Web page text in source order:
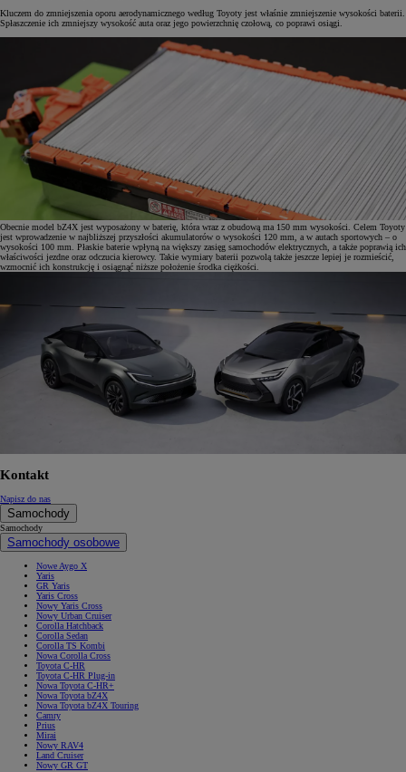
Kluczem do zmniejszenia oporu aerodynamicznego według Toyoty jest właśnie zmniejszenie wysokości baterii.
Spłaszczenie ich zmniejszy wysokość auta oraz jego powierzchnię czołową, co poprawi osiągi.
Obecnie model bZ4X jest wyposażony w baterię, która wraz z obudową ma 150 mm wysokości. Celem Toyoty
jest wprowadzenie w najbliższej przyszłości akumulatorów o wysokości 120 mm, a w autach sportowych – o
wysokości 100 mm. Płaskie baterie wpłyną na większy zasięg samochodów elektrycznych, a także poprawią ich
właściwości jezdne oraz odczucia kierowcy. Takie wymiary baterii pozwolą także jeszcze lepiej je rozmieścić,
wzmocnić ich konstrukcję i osiągnąć niższe położenie środka ciężkości.
Kontakt
Napisz do nas
Samochody
Samochody
Samochody osobowe
Nowe Aygo X
Yaris
GR Yaris
Yaris Cross
Nowy Yaris Cross
Nowy Urban Cruiser
Corolla Hatchback
Corolla Sedan
Corolla TS Kombi
Nowa Corolla Cross
Toyota C-HR
Toyota C-HR Plug-in
Nowa Toyota C-HR+
Nowa Toyota bZ4X
Nowa Toyota bZ4X Touring
Camry
Prius
Mirai
Nowy RAV4
Land Cruiser
Nowy GR GT